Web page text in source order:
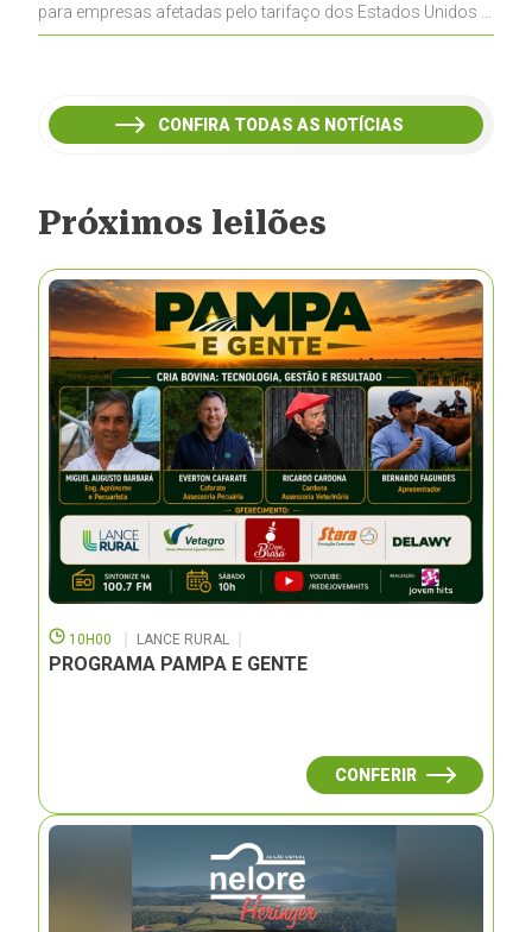
para empresas afetadas pelo tarifaço dos Estados Unidos e
inclui a pecuária entre os setores estratégicos
CONFIRA TODAS AS NOTÍCIAS
Próximos leilões
10H00 LANCE RURAL
PROGRAMA PAMPA E GENTE
CONFERIR